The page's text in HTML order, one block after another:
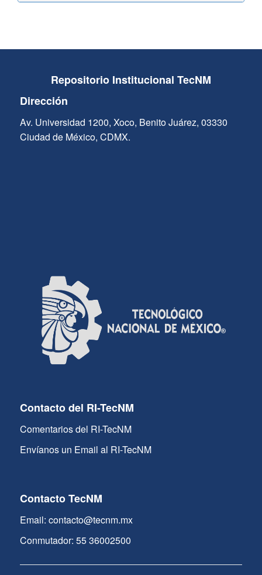
Repositorio Institucional TecNM
Dirección
Av. Universidad 1200, Xoco, Benito Juárez, 03330
Ciudad de México, CDMX.
Contacto del RI-TecNM
Comentarios del RI-TecNM
Envíanos un Email al RI-TecNM
Contacto TecNM
Email: contacto@tecnm.mx
Conmutador: 55 36002500